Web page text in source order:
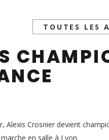
TOUTES LES
Alexis Crosnier devient
en salle à Lyon.